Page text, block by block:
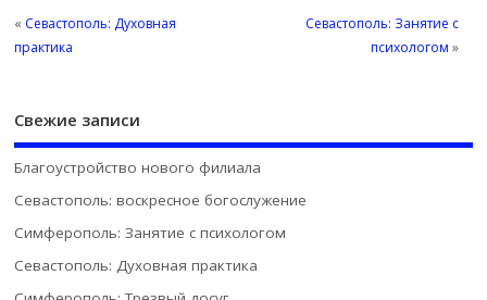
« Севастополь: Духовная
практика
Севастополь: Занятие с
психологом »
Свежие записи
Благоустройство нового филиала
Севастополь: воскресное богослужение
Симферополь: Занятие с психологом
Севастополь: Духовная практика